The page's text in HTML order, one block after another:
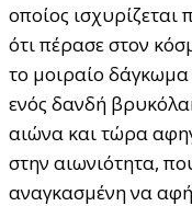
οποίος
ότι πέρασε στον
το μοιραίο
ενός δανδή
αιώνα και τώρα
στην αιωνιότητα,
αναγκασμένη να